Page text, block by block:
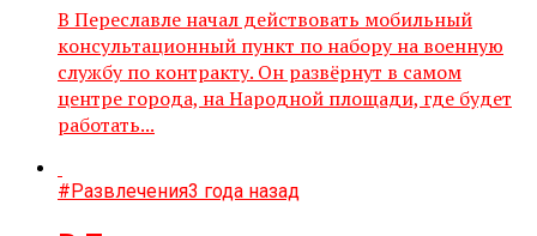
В Переславле начал действовать мобильный
консультационный пункт по набору на военную
службу по контракту. Он развёрнут в самом
центре города, на Народной площади, где будет
работать...
#Развлечения3 года назад